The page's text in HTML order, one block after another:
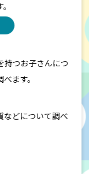
持つお子さんにつ
ます。
などについて調べ